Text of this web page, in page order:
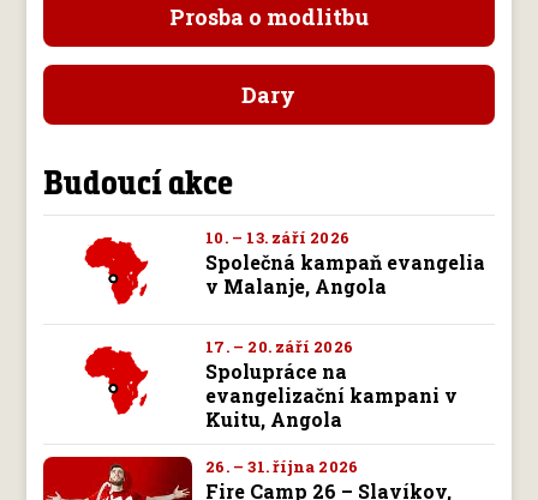
Prosba o modlitbu
Dary
Budoucí akce
10. – 13. září 2026
Společná kampaň evangelia
v Malanje, Angola
17. – 20. září 2026
Spolupráce na
evangelizační kampani v
Kuitu, Angola
26. – 31. října 2026
Fire Camp 26 – Slavíkov,